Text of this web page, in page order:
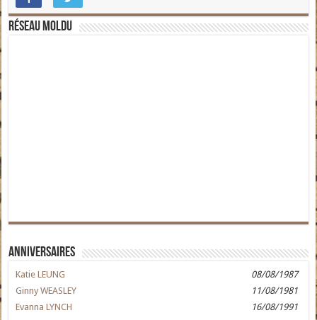
Réseau moldu
Anniversaires
Katie LEUNG
08/08/1987
Ginny WEASLEY
11/08/1981
Evanna LYNCH
16/08/1991